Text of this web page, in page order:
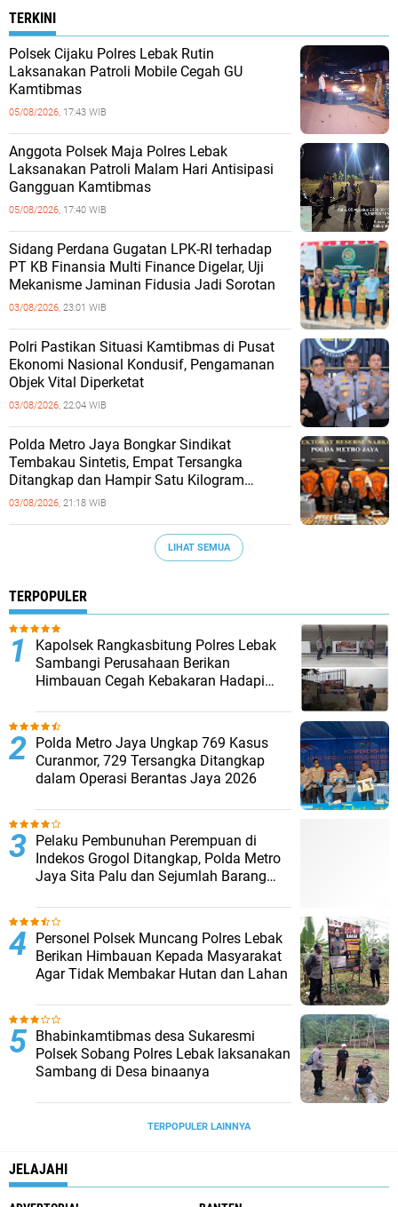
TERKINI
Polsek Cijaku Polres Lebak Rutin
Laksanakan Patroli Mobile Cegah GU
Kamtibmas
05/08/2026, 17:43 WIB
Anggota Polsek Maja Polres Lebak
Laksanakan Patroli Malam Hari Antisipasi
Gangguan Kamtibmas
05/08/2026, 17:40 WIB
Sidang Perdana Gugatan LPK-RI terhadap
PT KB Finansia Multi Finance Digelar, Uji
Mekanisme Jaminan Fidusia Jadi Sorotan
03/08/2026, 23:01 WIB
‎Polri Pastikan Situasi Kamtibmas di Pusat
Ekonomi Nasional Kondusif, Pengamanan
Objek Vital Diperketat
03/08/2026, 22:04 WIB
‎Polda Metro Jaya Bongkar Sindikat
Tembakau Sintetis, Empat Tersangka
Ditangkap dan Hampir Satu Kilogram
Barang Bukti Disita
03/08/2026, 21:18 WIB
LIHAT SEMUA
TERPOPULER
Kapolsek Rangkasbitung Polres Lebak
Sambangi Perusahaan Berikan
Himbauan Cegah Kebakaran Hadapi
Polda Metro Jaya Ungkap 769 Kasus
Curanmor, 729 Tersangka Ditangkap
dalam Operasi Berantas Jaya 2026‎
Pelaku Pembunuhan Perempuan di
Indekos Grogol Ditangkap, Polda Metro
Jaya Sita Palu dan Sejumlah Barang
Personel Polsek Muncang Polres Lebak
Berikan Himbauan Kepada Masyarakat
Agar Tidak Membakar Hutan dan Lahan
Bhabinkamtibmas desa Sukaresmi
Polsek Sobang Polres Lebak laksanakan
Sambang di Desa binaanya
TERPOPULER LAINNYA
JELAJAHI